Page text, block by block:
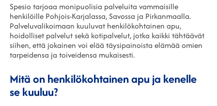
Spesio tarjoaa monipuolisia palveluita vammaisille
henkilöille Pohjois-Karjalassa, Savossa ja Pirkanmaalla.
Palveluvalikoimaan kuuluvat henkilökohtainen apu,
hoidolliset palvelut sekä kotipalvelut, jotka kaikki tähtäävät
siihen, että jokainen voi elää täysipainoista elämää omien
tarpeidensa ja toiveidensa mukaisesti.
Mitä on henkilökohtainen apu ja kenelle
se kuuluu?